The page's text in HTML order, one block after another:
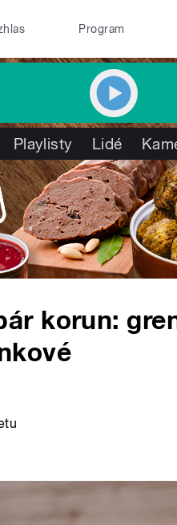
Program
Playlisty Lidé
korun: